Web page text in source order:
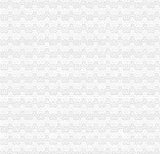
全民福利社--免费提供全国各公司福委会等
福利社-每天千款优惠券秒,一折限时疯抢！-
页|二次元福利社
IT福利社
撸吧福利社
品宝贝福利社|品宅男福利社天天更新！每日
UU福利社
宅男福利社_宅男福利社是宅男就来福利社
福利社-百丽吧-天津消费生活专属社区-
VR福利社
福利社
黄漫福利社